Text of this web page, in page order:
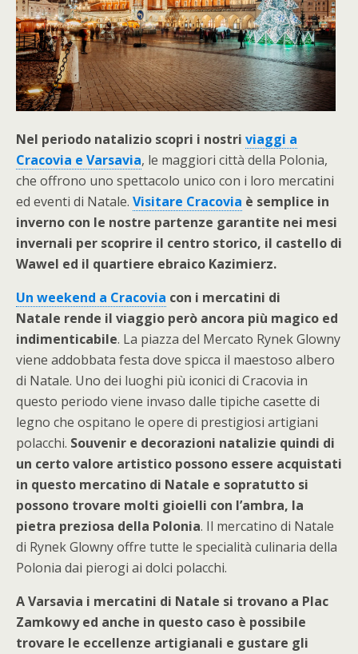
Nel periodo natalizio scopri i nostri viaggi a
Cracovia e Varsavia, le maggiori città della Polonia,
che offrono uno spettacolo unico con i loro mercatini
ed eventi di Natale. Visitare Cracovia è semplice in
inverno con le nostre partenze garantite nei mesi
invernali per scoprire il centro storico, il castello di
Wawel ed il quartiere ebraico Kazimierz.
Un weekend a Cracovia con i mercatini di
Natale rende il viaggio però ancora più magico ed
indimenticabile. La piazza del Mercato Rynek Glowny
viene addobbata festa dove spicca il maestoso albero
di Natale. Uno dei luoghi più iconici di Cracovia in
questo periodo viene invaso dalle tipiche casette di
legno che ospitano le opere di prestigiosi artigiani
polacchi. Souvenir e decorazioni natalizie quindi di
un certo valore artistico possono essere acquistati
in questo mercatino di Natale e sopratutto si
possono trovare molti gioielli con l’ambra, la
pietra preziosa della Polonia. Il mercatino di Natale
di Rynek Glowny offre tutte le specialità culinaria della
Polonia dai pierogi ai dolci polacchi.
A Varsavia i mercatini di Natale si trovano a Plac
Zamkowy ed anche in questo caso è possibile
trovare le eccellenze artigianali e gustare gli